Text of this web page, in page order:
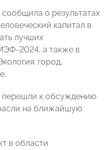
о результатах
капитал в
лучших
2024, а также в
город,
перешли к обсуждению
на ближайшую
в области